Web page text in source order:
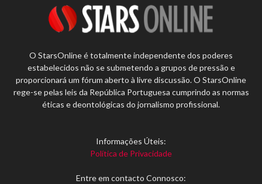
O StarsOnline é totalmente independente dos poderes
estabelecidos não se submetendo a grupos de pressão e
proporcionará um fórum aberto à livre discussão. O StarsOnline
rege-se pelas leis da República Portuguesa cumprindo as normas
éticas e deontológicas do jornalismo profissional.
Informações Úteis:
Política de Privacidade
Entre em contacto Connosco: